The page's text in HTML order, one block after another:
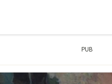
PUB